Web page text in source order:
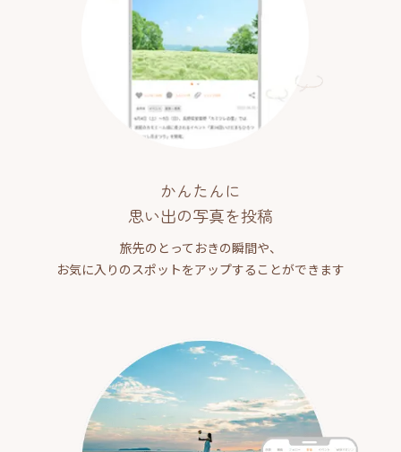
かんたんに
思い出の写真を投稿
旅先のとっておきの瞬間や、
お気に入りのスポットをアップすることができます